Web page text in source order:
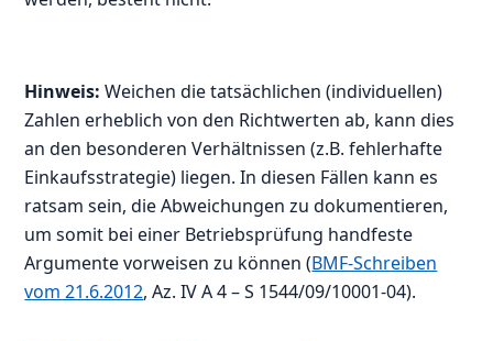
Hinweis: Weichen die tatsächlichen (individuellen)
Zahlen erheblich von den Richtwerten ab, kann dies
an den besonderen Verhältnissen (z.B. fehlerhafte
Einkaufsstrategie) liegen. In diesen Fällen kann es
ratsam sein, die Abweichungen zu dokumentieren,
um somit bei einer Betriebsprüfung handfeste
Argumente vorweisen zu können (BMF-Schreiben
vom 21.6.2012, Az. IV A 4 – S 1544/09/10001-04).